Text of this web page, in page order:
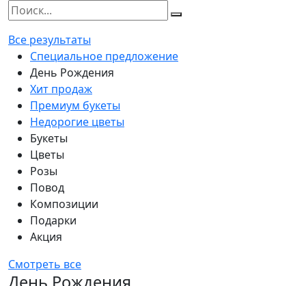
Все результаты
Специальное предложение
День Рождения
Хит продаж
Премиум букеты
Недорогие цветы
Букеты
Цветы
Розы
Повод
Композиции
Подарки
Акция
Смотреть все